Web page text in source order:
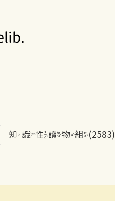
知識性讀物組(2583)